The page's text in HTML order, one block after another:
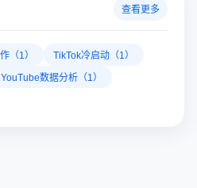
查看更多
（1）
TikTok冷启动（1）
YouTube数据分析（1）